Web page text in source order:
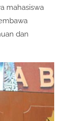
mahasiswa
dan